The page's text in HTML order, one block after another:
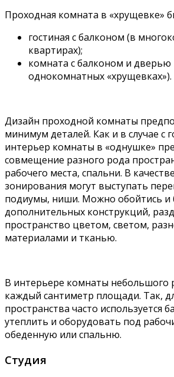
Проходная комната в «хрущевке»
гостиная с балконом (в
квартирах);
комната с балконом и дверью
однокомнатных «хрущевках»).
Дизайн проходной комнаты
минимум деталей. Как и в случае с
интерьер комнаты в «однушке»
совмещение разного рода
рабочего места, спальни. В
зонирования могут выступать
подиумы, ниши. Можно обойтись и
дополнительных конструкций,
пространство цветом, светом,
материалами и тканью.
В интерьере комнаты небольшого
каждый сантиметр площади. Так,
пространства часто используется
утеплить и оборудовать под
обеденную или спальню.
Студия